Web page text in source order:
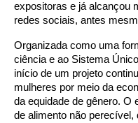
expositoras e já alcançou
redes sociais, antes
Organizada como uma
ciência e ao Sistema
início de um projeto
mulheres por meio da
da equidade de gênero. O
de alimento não perecível,